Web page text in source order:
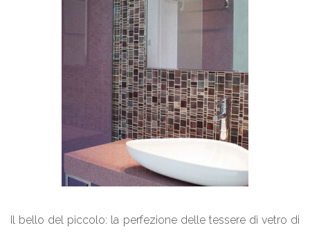
Il bello del piccolo: la perfezione delle tessere di vetro di